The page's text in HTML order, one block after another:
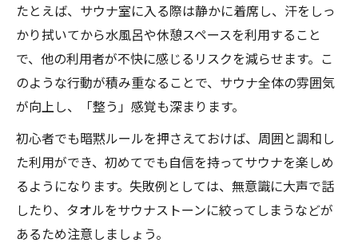
たとえば、サウナ室に入る際は静かに着席し、汗をしっ
かり拭いてから水風呂や休憩スペースを利用すること
で、他の利用者が不快に感じるリスクを減らせます。こ
のような行動が積み重なることで、サウナ全体の雰囲気
が向上し、「整う」感覚も深まります。
初心者でも暗黙ルールを押さえておけば、周囲と調和し
た利用ができ、初めてでも自信を持ってサウナを楽しめ
るようになります。失敗例としては、無意識に大声で話
したり、タオルをサウナストーンに絞ってしまうなどが
あるため注意しましょう。